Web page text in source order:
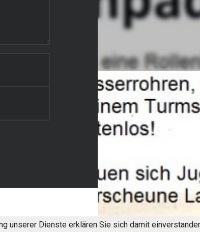
unserer Dienste erklären Sie sich damit